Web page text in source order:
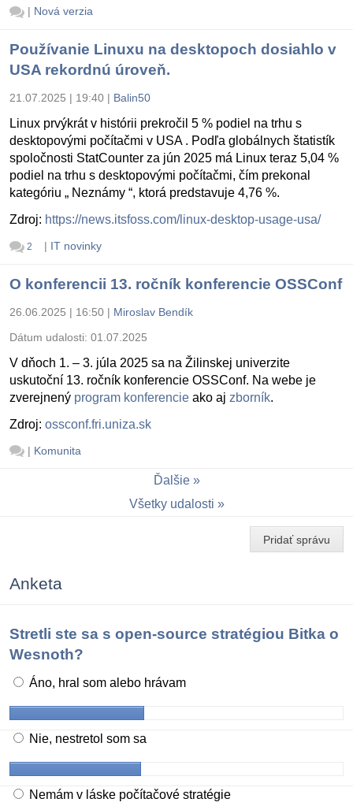
| Nová verzia
Používanie Linuxu na desktopoch dosiahlo v
USA rekordnú úroveň.
21.07.2025 | 19:40 | Balin50
Linux prvýkrát v histórii prekročil 5 % podiel na trhu s
desktopovými počítačmi v USA . Podľa globálnych štatistík
spoločnosti StatCounter za jún 2025 má Linux teraz 5,04 %
podiel na trhu s desktopovými počítačmi, čím prekonal
kategóriu „ Neznámy “, ktorá predstavuje 4,76 %.
Zdroj: https://news.itsfoss.com/linux-desktop-usage-usa/
2 | IT novinky
O konferencii 13. ročník konferencie OSSConf
26.06.2025 | 16:50 | Miroslav Bendík
Dátum udalosti: 01.07.2025
V dňoch 1. – 3. júla 2025 sa na Žilinskej univerzite
uskutoční 13. ročník konferencie OSSConf. Na webe je
zverejnený program konferencie ako aj zborník.
Zdroj: ossconf.fri.uniza.sk
| Komunita
Ďalšie
Všetky udalosti
Pridať správu
Anketa
Stretli ste sa s open-source stratégiou Bitka o
Wesnoth?
Áno, hral som alebo hrávam
Nie, nestretol som sa
Nemám v láske počítačové stratégie